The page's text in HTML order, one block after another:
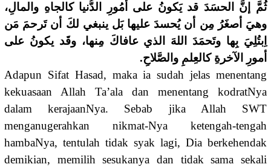
ثُمَّ إنَّ الحسَدَ قد يَكونُ على أمُورِ الدُّنيا كالجاهِ والمالِ،
وهيَ أصغَرُ مِن أن يُحسدَ عليها بَل ينبغي لكَ أن تَرحمَ مَن
اِبتُلِيَ بِها وتَحمَدَ اللهَ الذي عافاكَ مِنها، وقَد يكونُ على
أمورِ الآخرةِ كالعِلمِ والصَّلاحِ.
Adapun Sifat Hasad, maka ia sudah jelas menentang
kekuasaan Allah Ta’ala dan menentang kodratNya
dalam kerajaanNya. Sebab jika Allah SWT
menganugerahkan nikmat-Nya ketengah-tengah
hambaNya, tentulah tidak syak lagi, Dia berkehendak
demikian, memilih sesukanya dan tidak sama sekali